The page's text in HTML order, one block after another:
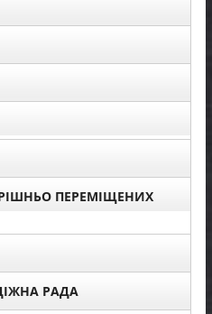
ПЕРЕМІЩЕНИХ
РАДА